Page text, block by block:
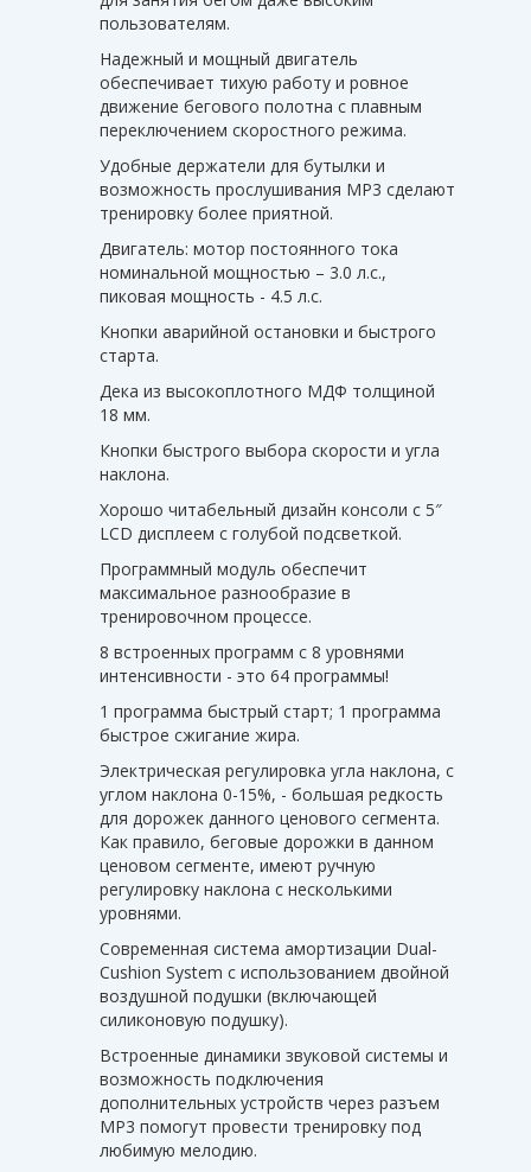
пользователям.
Надежный и мощный двигатель
обеспечивает тихую работу и ровное
движение бегового полотна с плавным
переключением скоростного режима.
Удобные держатели для бутылки и
возможность прослушивания MP3 сделают
тренировку более приятной.
Двигатель: мотор постоянного тока
номинальной мощностью – 3.0 л.с.,
пиковая мощность - 4.5 л.с.
Кнопки аварийной остановки и быстрого
старта.
Дека из высокоплотного МДФ толщиной
18 мм.
Кнопки быстрого выбора скорости и угла
наклона.
Хорошо читабельный дизайн консоли с 5″
LCD дисплеем с голубой подсветкой.
Программный модуль обеспечит
максимальное разнообразие в
тренировочном процессе.
8 встроенных программ с 8 уровнями
интенсивности - это 64 программы!
1 программа быстрый старт; 1 программа
быстрое сжигание жира.
Электрическая регулировка угла наклона, с
углом наклона 0-15%, - большая редкость
для дорожек данного ценового сегмента.
Как правило, беговые дорожки в данном
ценовом сегменте, имеют ручную
регулировку наклона с несколькими
уровнями.
Современная система амортизации Dual-
Cushion System с использованием двойной
воздушной подушки (включающей
силиконовую подушку).
Встроенные динамики звуковой системы и
возможность подключения
дополнительных устройств через разъем
MP3 помогут провести тренировку под
любимую мелодию.